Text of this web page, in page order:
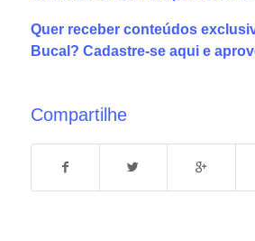
Quer receber conteúdos
Bucal? Cadastre-se aquie
Compartilhe